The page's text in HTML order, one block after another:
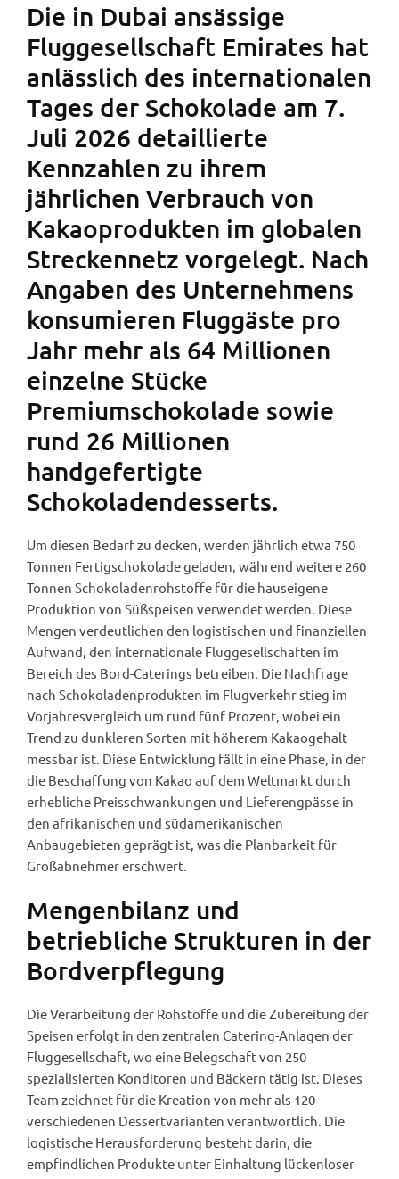
Die in Dubai ansässige
Fluggesellschaft Emirates hat
anlässlich des internationalen
Tages der Schokolade am 7.
Juli 2026 detaillierte
Kennzahlen zu ihrem
jährlichen Verbrauch von
Kakaoprodukten im globalen
Streckennetz vorgelegt. Nach
Angaben des Unternehmens
konsumieren Fluggäste pro
Jahr mehr als 64 Millionen
einzelne Stücke
Premiumschokolade sowie
rund 26 Millionen
handgefertigte
Schokoladendesserts.
Um diesen Bedarf zu decken, werden jährlich etwa 750
Tonnen Fertigschokolade geladen, während weitere 260
Tonnen Schokoladenrohstoffe für die hauseigene
Produktion von Süßspeisen verwendet werden. Diese
Mengen verdeutlichen den logistischen und finanziellen
Aufwand, den internationale Fluggesellschaften im
Bereich des Bord-Caterings betreiben. Die Nachfrage
nach Schokoladenprodukten im Flugverkehr stieg im
Vorjahresvergleich um rund fünf Prozent, wobei ein
Trend zu dunkleren Sorten mit höherem Kakaogehalt
messbar ist. Diese Entwicklung fällt in eine Phase, in der
die Beschaffung von Kakao auf dem Weltmarkt durch
erhebliche Preisschwankungen und Lieferengpässe in
den afrikanischen und südamerikanischen
Anbaugebieten geprägt ist, was die Planbarkeit für
Großabnehmer erschwert.
Mengenbilanz und
betriebliche Strukturen in der
Bordverpflegung
Die Verarbeitung der Rohstoffe und die Zubereitung der
Speisen erfolgt in den zentralen Catering-Anlagen der
Fluggesellschaft, wo eine Belegschaft von 250
spezialisierten Konditoren und Bäckern tätig ist. Dieses
Team zeichnet für die Kreation von mehr als 120
verschiedenen Dessertvarianten verantwortlich. Die
logistische Herausforderung besteht darin, die
empfindlichen Produkte unter Einhaltung lückenloser